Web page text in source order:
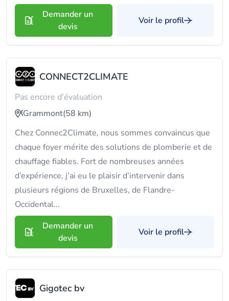
Demander un
devis
Voir le profil
CONNECT2CLIMATE
Pas encore d'évaluation
Grammont(58 km)
Chez Connec2Climate, nous sommes convaincus que
chaque foyer mérite des solutions de plomberie et de
chauffage fiables. Fort de nombreuses années
d’expérience, j’ai eu le plaisir d’intervenir dans
plusieurs régions de Bruxelles, de Flandre-
Occidental...
Demander un
devis
Voir le profil
Gigotec bv